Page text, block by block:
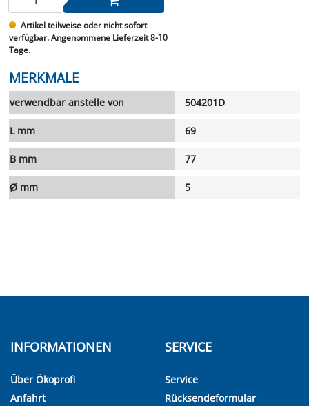
Artikel teilweise oder nicht sofort
verfügbar. Angenommene Lieferzeit 8-10
Tage.
MERKMALE
verwendbar anstelle von 504201D
L mm 69
B mm 77
Ø mm 5
INFORMATIONEN
Über Ökoprofi
Anfahrt
SERVICE
Service
Rücksendeformular